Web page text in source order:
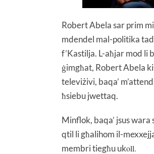
Robert Abela sar prim
mdendel mal-politika
f’Kastilja. L-aħjar mod li
ġimgħat, Robert Abela
televiżivi, baqa’
ħsiebu jwettaq.
Minflok, baqa’ jsus
qtil li għalihom il-
membri tiegħu ukoll.